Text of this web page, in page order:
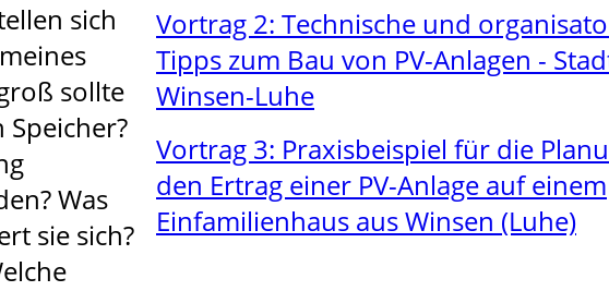
sich
sollte
Speicher?
Was
sie sich?
Vortrag 2: Technische und
Tipps zum Bau von PV-Anlagen -
Winsen-Luhe
Vortrag 3: Praxisbeispiel für die
den Ertrag einer PV-Anlage auf einem
Einfamilienhaus aus Winsen (Luhe)